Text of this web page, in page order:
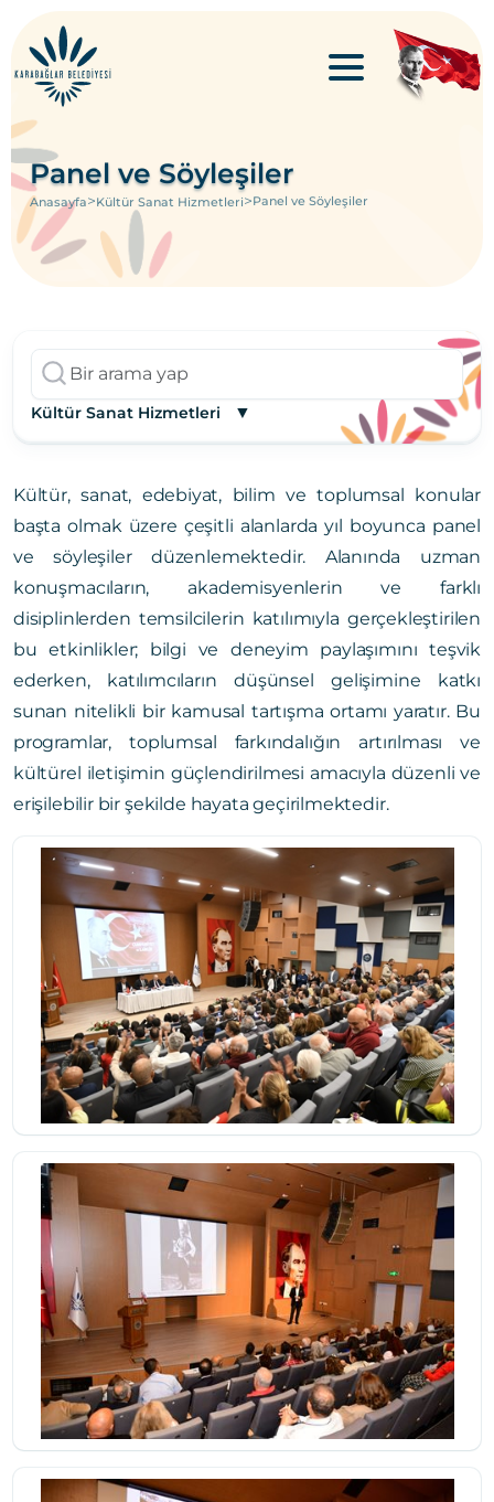
Panel ve Söyleşiler
Anasayfa>Kültür Sanat Hizmetleri>Panel ve Söyleşiler
Kültür Sanat Hizmetleri ▼
Kültür, sanat, edebiyat, bilim ve toplumsal konular
başta olmak üzere çeşitli alanlarda yıl boyunca panel
ve söyleşiler düzenlemektedir. Alanında uzman
konuşmacıların, akademisyenlerin ve farklı
disiplinlerden temsilcilerin katılımıyla gerçekleştirilen
bu etkinlikler; bilgi ve deneyim paylaşımını teşvik
ederken, katılımcıların düşünsel gelişimine katkı
sunan nitelikli bir kamusal tartışma ortamı yaratır. Bu
programlar, toplumsal farkındalığın artırılması ve
kültürel iletişimin güçlendirilmesi amacıyla düzenli ve
erişilebilir bir şekilde hayata geçirilmektedir.